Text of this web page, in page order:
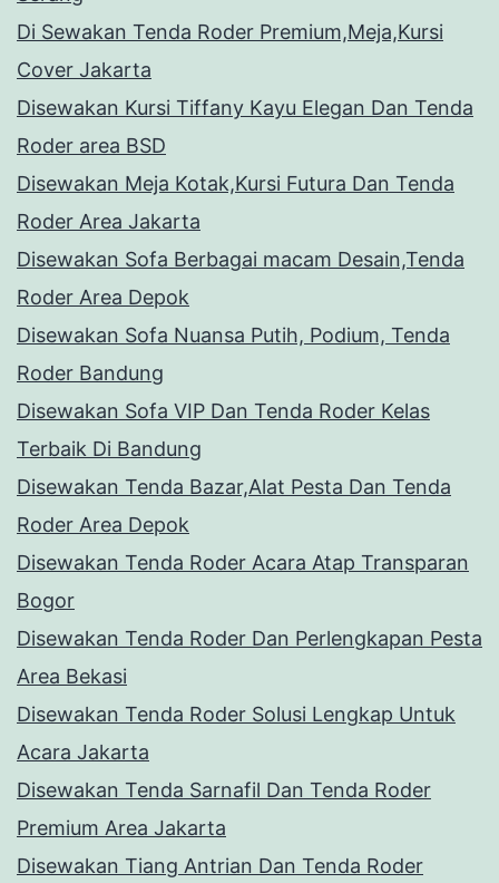
Di Sewakan Tenda Roder Premium,Meja,Kursi
Cover Jakarta
Disewakan Kursi Tiffany Kayu Elegan Dan Tenda
Roder area BSD
Disewakan Meja Kotak,Kursi Futura Dan Tenda
Roder Area Jakarta
Disewakan Sofa Berbagai macam Desain,Tenda
Roder Area Depok
Disewakan Sofa Nuansa Putih, Podium, Tenda
Roder Bandung
Disewakan Sofa VIP Dan Tenda Roder Kelas
Terbaik Di Bandung
Disewakan Tenda Bazar,Alat Pesta Dan Tenda
Roder Area Depok
Disewakan Tenda Roder Acara Atap Transparan
Bogor
Disewakan Tenda Roder Dan Perlengkapan Pesta
Area Bekasi
Disewakan Tenda Roder Solusi Lengkap Untuk
Acara Jakarta
Disewakan Tenda Sarnafil Dan Tenda Roder
Premium Area Jakarta
Disewakan Tiang Antrian Dan Tenda Roder